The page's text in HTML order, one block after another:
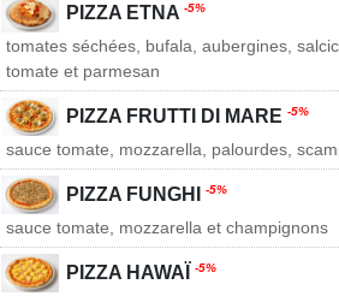
PIZZA ETNA -5%
tomates séchées, bufala, aubergines,
tomate et parmesan
PIZZA FRUTTI DI MARE -5%
sauce tomate, mozzarella, palourdes,
PIZZA FUNGHI -5%
sauce tomate, mozzarella et champignons
PIZZA HAWAÏ -5%